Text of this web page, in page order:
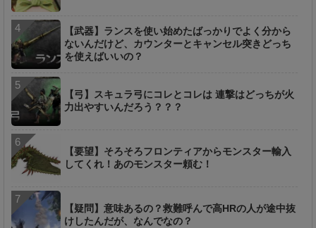
【武器】ランスを使い始めたばっかりでよく分から
ないんだけど、カウンターとキャンセル突きどっち
を使えばいいの？
【弓】スキュラ弓にコレとコレは 連撃はどっちが火
力出やすいんだろう？？？
【要望】そろそろフロンティアからモンスター輸入
してくれ！あのモンスター頼む！
【疑問】意味あるの？救難呼んで高HRの人が途中抜
けしたんだが、なんでなの？